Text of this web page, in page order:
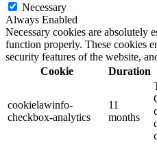
Necessary
Always Enabled
Necessary cookies are absolutely
function properly. These cookies
security features of the website,
Cookie
Duration
cookielawinfo-
checkbox-analytics
11
months